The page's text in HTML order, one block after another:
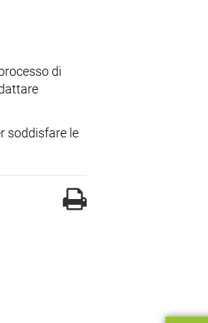
di
soddisfare le